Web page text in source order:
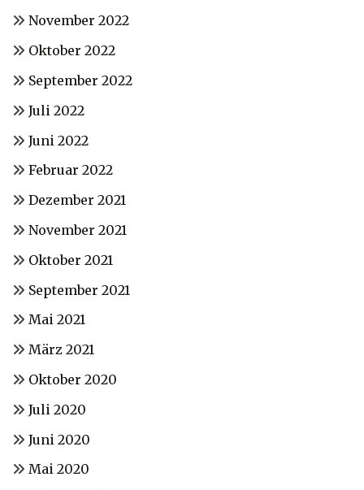
November 2022
Oktober 2022
September 2022
Juli 2022
Juni 2022
Februar 2022
Dezember 2021
November 2021
Oktober 2021
September 2021
Mai 2021
März 2021
Oktober 2020
Juli 2020
Juni 2020
Mai 2020